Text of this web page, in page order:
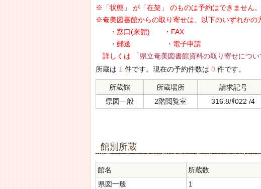
※「状態」 が「在架」 のものは予約はできません
※奄美図書館からの取り寄せは、以下のいずれかの
・窓口(来館) ・FAX
・郵送 ・電子申請
詳しくは
「県立奄美図書館資料の取り寄せについ
所蔵は 1 件です。現在の予約件数は 0 件です。
所蔵館 所蔵場所 請求記号
県図一般
2階閲覧室 316.8/ｻ022 /4
館別所蔵
館名 所蔵数
県図一般
1